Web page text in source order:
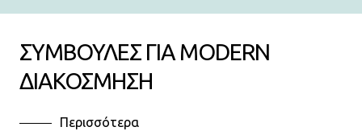
ΣΥΜΒΟΥΛΕΣ ΓΙΑ MODERN
ΔΙΑΚΟΣΜΗΣΗ
Περισσότερα